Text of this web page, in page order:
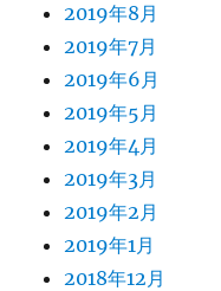
2019年8月
2019年7月
2019年6月
2019年5月
2019年4月
2019年3月
2019年2月
2019年1月
2018年12月